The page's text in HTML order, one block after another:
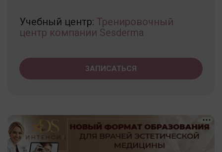
Учебный центр: Тренировочный
центр компании Sesderma
ЗАПИСАТЬСЯ